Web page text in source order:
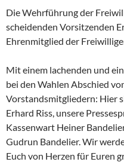
Die Wehrführung der
scheidenden Vorsitzenden
Ehrenmitglied der
Mit einem lachenden und
bei den Wahlen Abschied
Vorstandsmitgliedern: Hier
Erhard Riss, unsere
Kassenwart Heiner
Gudrun Bandelier. Wir
Euch von Herzen für Euren